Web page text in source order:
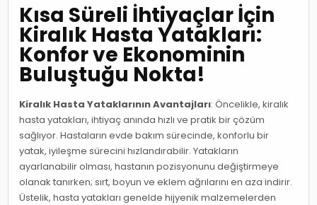
Kısa Süreli İhtiyaçlar İçin
Kiralık Hasta Yatakları:
Konfor ve Ekonominin
Buluştuğu Nokta!
Kiralık Hasta Yataklarının Avantajları: Öncelikle, kiralık
hasta yatakları, ihtiyaç anında hızlı ve pratik bir çözüm
sağlıyor. Hastaların evde bakım sürecinde, konforlu bir
yatak, iyileşme sürecini hızlandırabilir. Yatakların
ayarlanabilir olması, hastanın pozisyonunu değiştirmeye
olanak tanırken; sırt, boyun ve eklem ağrılarını en aza indirir.
Üstelik, hasta yatakları genelde hijyenik malzemelerden